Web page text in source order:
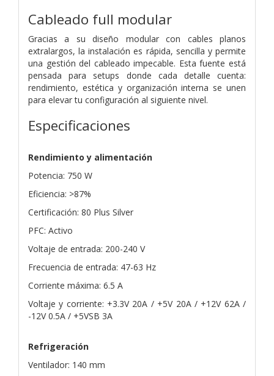
Cableado full modular
Gracias a su diseño modular con cables planos
extralargos, la instalación es rápida, sencilla y permite
una gestión del cableado impecable. Esta fuente está
pensada para setups donde cada detalle cuenta:
rendimiento, estética y organización interna se unen
para elevar tu configuración al siguiente nivel.
Especificaciones
Rendimiento y alimentación
Potencia: 750 W
Eficiencia: >87%
Certificación: 80 Plus Silver
PFC: Activo
Voltaje de entrada: 200-240 V
Frecuencia de entrada: 47-63 Hz
Corriente máxima: 6.5 A
Voltaje y corriente: +3.3V 20A / +5V 20A / +12V 62A /
-12V 0.5A / +5VSB 3A
Refrigeración
Ventilador: 140 mm